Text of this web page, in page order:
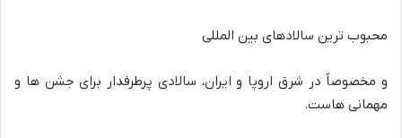
محبوب ترین سالادهای بین المللی
و مخصوصاً در شرق اروپا و ایران، سالادی پرطرفدار برای جشن ها و
مهمانی هاست.